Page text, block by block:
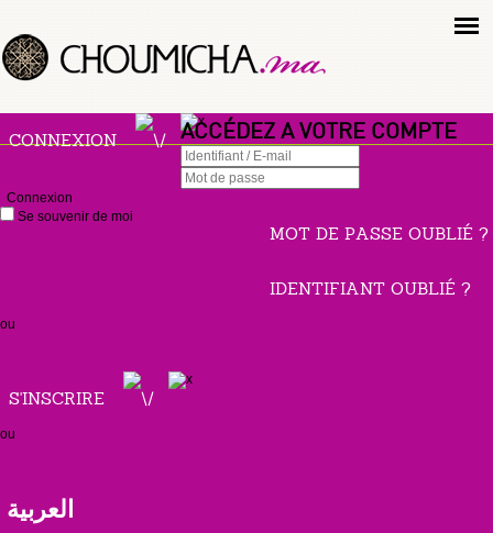
CONNEXION ACCÉDEZ A VOTRE COMPTE
Connexion
Se souvenir de moi
MOT DE PASSE OUBLIÉ ?
IDENTIFIANT OUBLIÉ ?
ou
S'INSCRIRE
ou
العربية